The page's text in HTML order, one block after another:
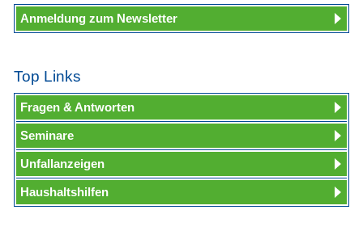
Anmeldung zum Newsletter
Top Links
Fragen & Antworten
Seminare
Unfallanzeigen
Haushaltshilfen